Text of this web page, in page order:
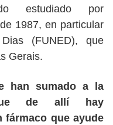
estudiado por
1987, en particular
(FUNED), que
Gerais.
han sumado a la
de allí hay
fármaco que ayude